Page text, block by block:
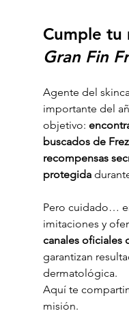
Cumple tu
Gran Fin
Agente del
importante del
objetivo:
buscados de
recompensas
protegida
Pero cuidado…
imitaciones y
canales oficiales
garantizan
dermatológica.
Aquí te
misión.